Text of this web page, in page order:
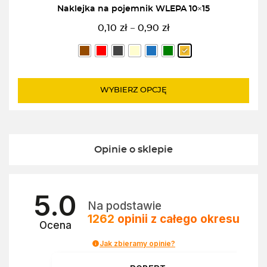
Naklejka na pojemnik WLEPA 10×15
0,10 zł – 0,90 zł
Zakres
cen:
od
do
WYBIERZ OPCJĘ
Opinie o sklepie
5.0
Ocena
Na podstawie
1262 opinii z całego okresu
Jak zbieramy opinie?